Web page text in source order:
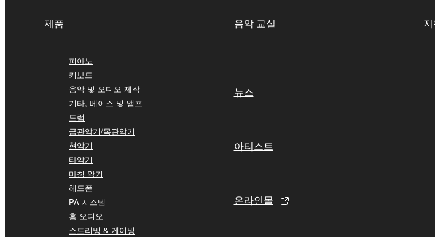
제품
피아노
키보드
음악 및 오디오 제작
기타, 베이스 및 앰프
드럼
금관악기/목관악기
현악기
타악기
마칭 악기
헤드폰
PA 시스템
홈 오디오
스트리밍 & 게이밍
음악 교실
뉴스
아티스트
온라인몰